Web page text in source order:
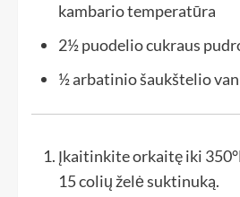
kambario temperatūra
2½ puodeliocukraus
½ arbatinio šaukštelio
Įkaitinkite orkaitę iki
15 colių želė suktinuką.